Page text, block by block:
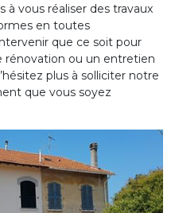
à vous réaliser des travaux
en toutes
que ce soit pour
rénovation ou un entretien
plus à solliciter notre
que vous soyez